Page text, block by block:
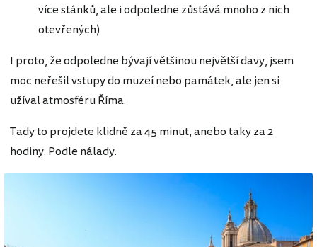
více stánků, ale i odpoledne zůstává mnoho z nich
otevřených)
I proto, že odpoledne bývají většinou největší davy, jsem
moc neřešil vstupy do muzeí nebo památek, ale jen si
užíval atmosféru Říma.
Tady to projdete klidně za 45 minut, anebo taky za 2
hodiny. Podle nálady.